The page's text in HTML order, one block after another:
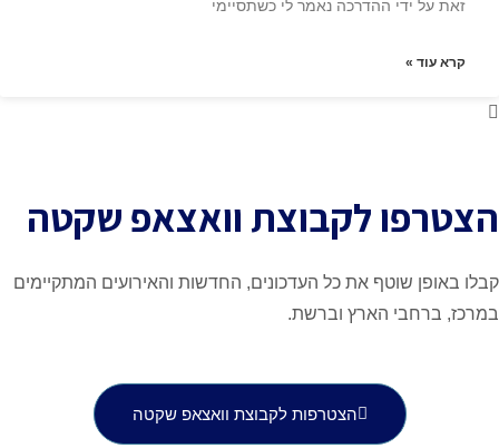
ההדרכה נאמר לי כשתסיימי
לקבוצת וואצאפ שקטה
שוטף את כל העדכונים, החדשות והאירועים המתקיימים
הארץ וברשת.
הצטרפות לקבוצת וואצאפ שקטה